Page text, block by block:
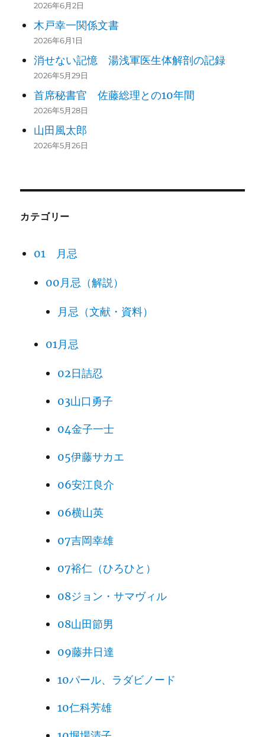
2026年6月2日
木戸幸一関係文書
2026年6月1日
消せない記憶 湯浅軍医生体解剖の記録
2026年5月29日
首席秘書官 佐藤総理との10年間
2026年5月28日
山田風太郎
2026年5月26日
カテゴリー
01 月忌
00月忌（解説）
月忌（文献・資料）
01月忌
02日詰忍
03山口勇子
04金子一士
05伊藤サカエ
06安江良介
06横山英
07吉岡幸雄
07裕仁（ひろひと）
08ジョン・サマヴィル
08山田節男
09藤井日達
10パール、ラダビノード
10仁科芳雄